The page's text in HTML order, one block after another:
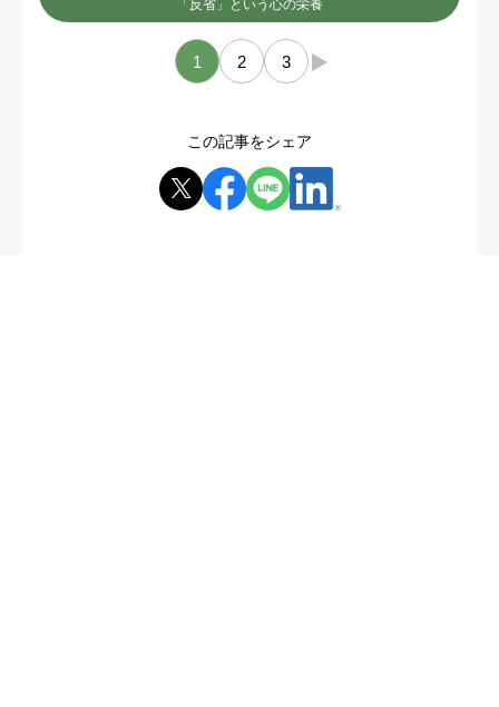
「反省」という心の栄養
1 2 3 →
この記事をシェア